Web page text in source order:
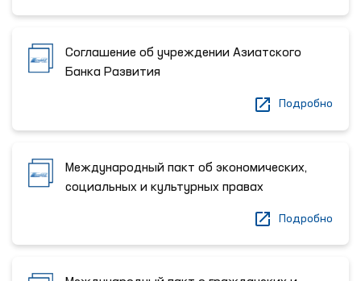
Соглашение об учреждении Азиатского
Банка Развития
Подробно
Международный пакт об экономических,
социальных и культурных правах
Подробно